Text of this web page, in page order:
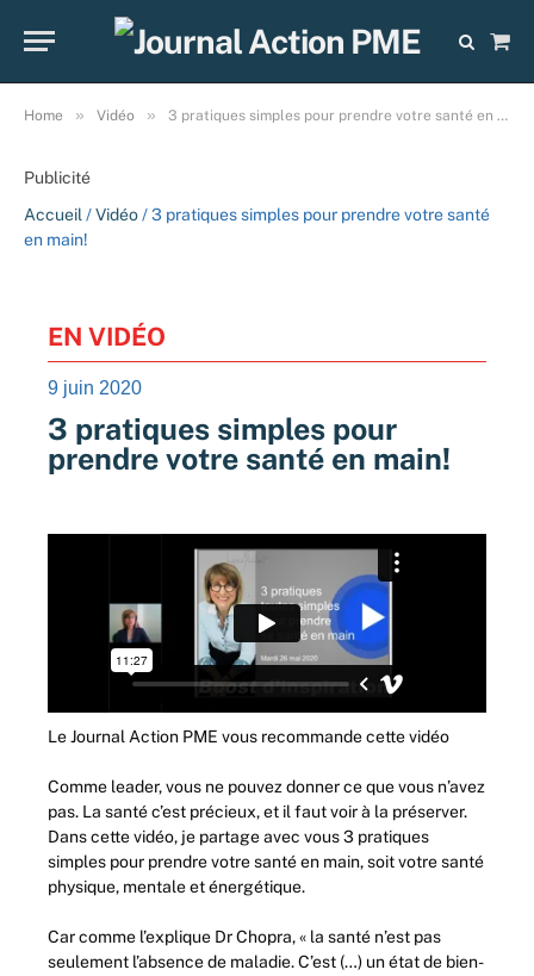
Cart
Home » Vidéo » 3 pratiques simples pour prendre votre santé en main!
Publicité
Accueil /Vidéo/ 3 pratiques simples pour prendre votre santé
en main!
EN VIDÉO
9 juin 2020
3 pratiques simples pour
prendre votre santé en main!
Le Journal Action PME vous recommande cette vidéo
Comme leader, vous ne pouvez donner ce que vous n’avez
pas. La santé c’est précieux, et il faut voir à la préserver.
Dans cette vidéo, je partage avec vous 3 pratiques
simples pour prendre votre santé en main, soit votre santé
physique, mentale et énergétique.
Car comme l’explique Dr Chopra, « la santé n’est pas
seulement l’absence de maladie. C’est (…) un état de bien-